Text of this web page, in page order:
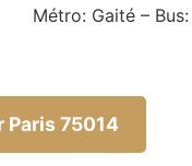
Métro: Gaité –
75014